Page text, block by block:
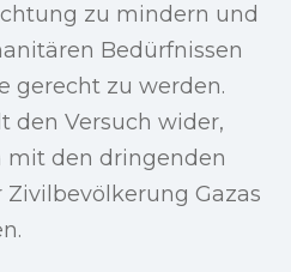
zu mindern und
Bedürfnissen
gerecht zu werden.
den Versuch wider,
mit den dringenden
Gazas